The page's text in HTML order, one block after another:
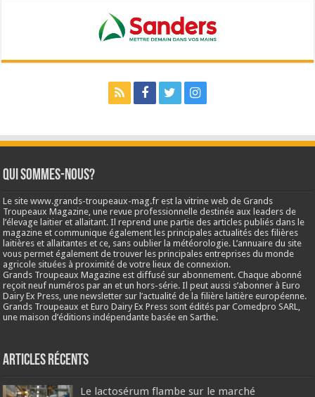
Qui sommes-nous?
Le site www.grands-troupeaux-mag.fr est la vitrine web de Grands
Troupeaux Magazine, une revue professionnelle destinée aux leaders de
l’élevage laitier et allaitant. Il reprend une partie des articles publiés dans le
magazine et communique également les principales actualités des filières
laitières et allaitantes et ce, sans oublier la météorologie. L’annuaire du site
vous permet également de trouver les principales entreprises du monde
agricole situées à proximité de votre lieux de connexion.
Grands Troupeaux Magazine est diffusé sur abonnement. Chaque abonné
reçoit neuf numéros par an et un hors-série. Il peut aussi s’abonner à Euro
Dairy Ex Press, une newsletter sur l’actualité de la filière laitière européenne.
Grands Troupeaux et Euro Dairy Ex Press sont édités par Comedpro SARL,
une maison d’éditions indépendante basée en Sarthe.
Articles récents
Le lactosérum flambe sur le marché